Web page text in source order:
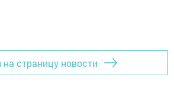
на страницу новости